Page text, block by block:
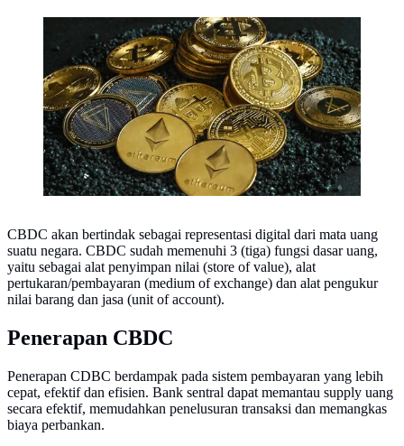
Kripto. Dok: Traxer/Unsplash
CBDC akan bertindak sebagai representasi digital dari mata uang
suatu negara. CBDC sudah memenuhi 3 (tiga) fungsi dasar uang,
yaitu sebagai alat penyimpan nilai (store of value), alat
pertukaran/pembayaran (medium of exchange) dan alat pengukur
nilai barang dan jasa (unit of account).
Penerapan CBDC
Penerapan CDBC berdampak pada sistem pembayaran yang lebih
cepat, efektif dan efisien. Bank sentral dapat memantau supply uang
secara efektif, memudahkan penelusuran transaksi dan memangkas
biaya perbankan.